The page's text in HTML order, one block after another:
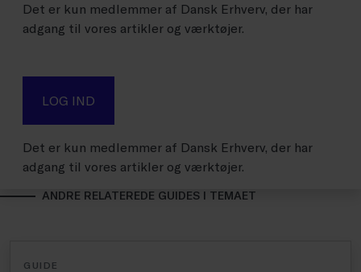
Det er kun medlemmer af Dansk Erhverv, der har
adgang til vores artikler og værktøjer.
LOG IND
Det er kun medlemmer af Dansk Erhverv, der har
adgang til vores artikler og værktøjer.
ANDRE RELATEREDE GUIDES I TEMAET
GUIDE